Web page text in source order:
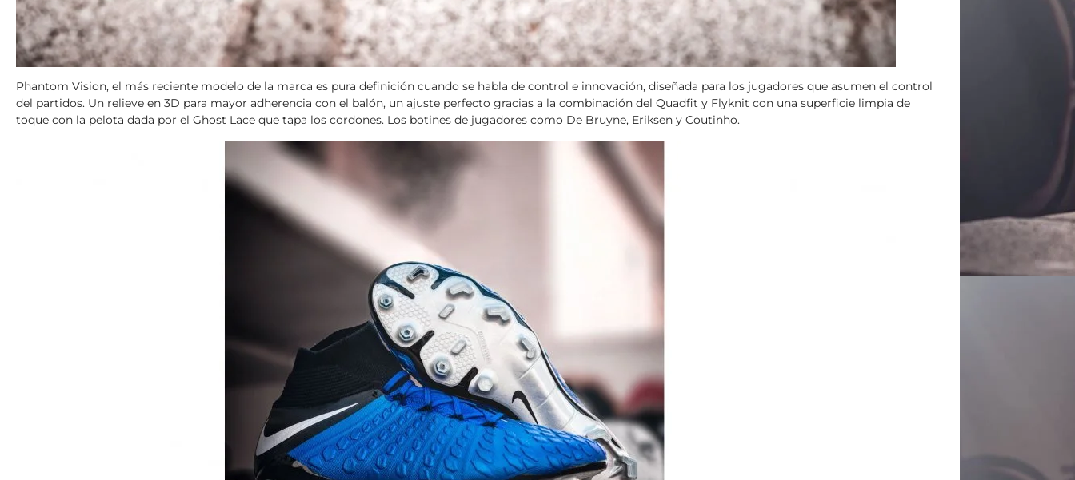
Phantom Vision, el más reciente modelo de la marca es pura definición cuando se habla de control e innovación, diseñada para los jugadores que asumen el control
del partidos. Un relieve en 3D para mayor adherencia con el balón, un ajuste perfecto gracias a la combinación del Quadfit y Flyknit con una superficie limpia de
toque con la pelota dada por el Ghost Lace que tapa los cordones. Los botines de jugadores como De Bruyne, Eriksen y Coutinho.